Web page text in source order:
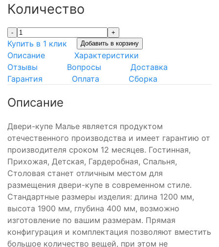
Количество
- +
Купить в 1 клик Добавить в корзину
Описание
Характеристики
Отзывы
Вопросы
Доставка
Гарантия
Оплата Сборка
Описание
Двери-купе Малье является продуктом
отечественного производства и имеет гарантию от
производителя сроком 12 месяцев. Гостинная,
Прихожая, Детская, Гардеробная, Спальня,
Столовая станет отличным местом для
размещения двери-купе в современном стиле.
Стандартные размеры изделия: длина 1200 мм,
высота 1900 мм, глубина 400 мм, возможно
изготовление по вашим размерам. Прямая
конфигурация и комплектация позволяют вместить
большое количество вещей, при этом не